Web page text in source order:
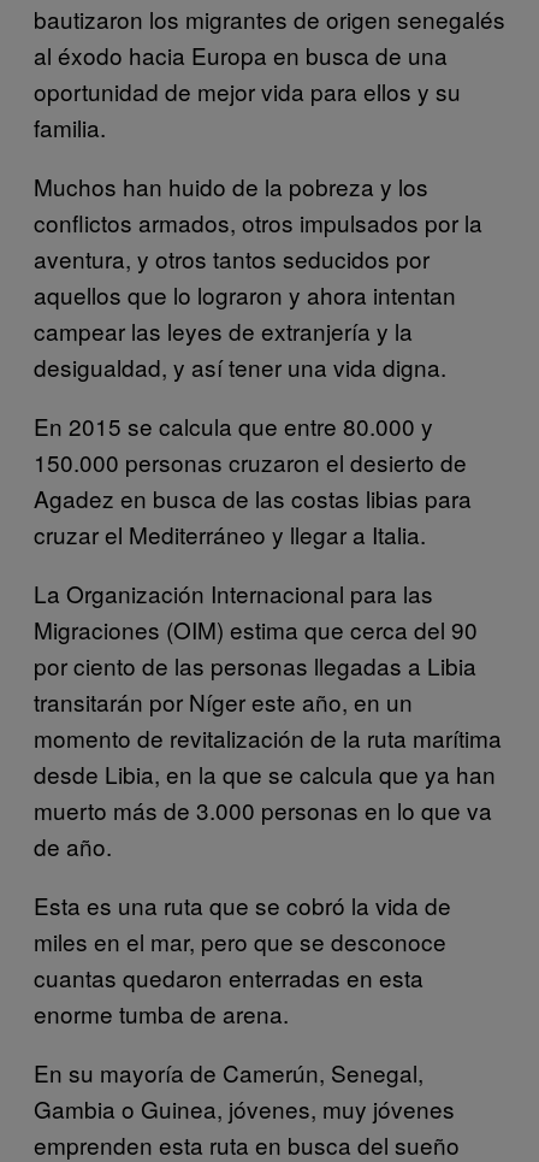
bautizaron los migrantes de origen senegalés
al éxodo hacia Europa en busca de una
oportunidad de mejor vida para ellos y su
familia.
Muchos han huido de la pobreza y los
conflictos armados, otros impulsados por la
aventura, y otros tantos seducidos por
aquellos que lo lograron y ahora intentan
campear las leyes de extranjería y la
desigualdad, y así tener una vida digna.
En 2015 se calcula que entre 80.000 y
150.000 personas cruzaron el desierto de
Agadez en busca de las costas libias para
cruzar el Mediterráneo y llegar a Italia.
La Organización Internacional para las
Migraciones (OIM) estima que cerca del 90
por ciento de las personas llegadas a Libia
transitarán por Níger este año, en un
momento de revitalización de la ruta marítima
desde Libia, en la que se calcula que ya han
muerto más de 3.000 personas en lo que va
de año.
Esta es una ruta que se cobró la vida de
miles en el mar, pero que se desconoce
cuantas quedaron enterradas en esta
enorme tumba de arena.
En su mayoría de Camerún, Senegal,
Gambia o Guinea, jóvenes, muy jóvenes
emprenden esta ruta en busca del sueño